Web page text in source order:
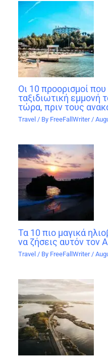
Οι 10 προορισμοί
ταξιδιωτική εμμονή
τώρα, πριν τους
Travel / By FreeFallWriter/
Τα 10 πιο μαγικά
να ζήσεις αυτόν τον
Travel / By FreeFallWriter /